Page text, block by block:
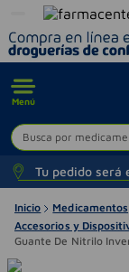
Menú
Busca por
Tu pedido será
Inicio Medicamentos
Accesorios y
Guante De Nitrilo